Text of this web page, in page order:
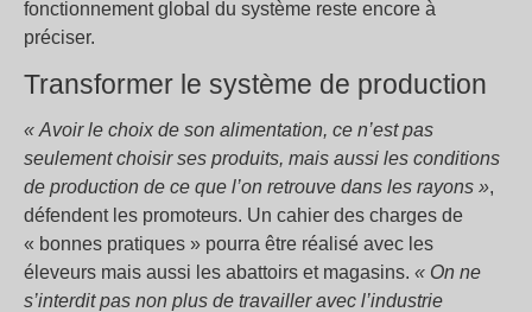
fonctionnement global du système reste encore à
préciser.
Transformer le système de production
« Avoir le choix de son alimentation, ce n’est pas
seulement choisir ses produits, mais aussi les conditions
de production de ce que l’on retrouve dans les rayons »,
défendent les promoteurs. Un cahier des charges de
« bonnes pratiques » pourra être réalisé avec les
éleveurs mais aussi les abattoirs et magasins. « On ne
s’interdit pas non plus de travailler avec l’industrie